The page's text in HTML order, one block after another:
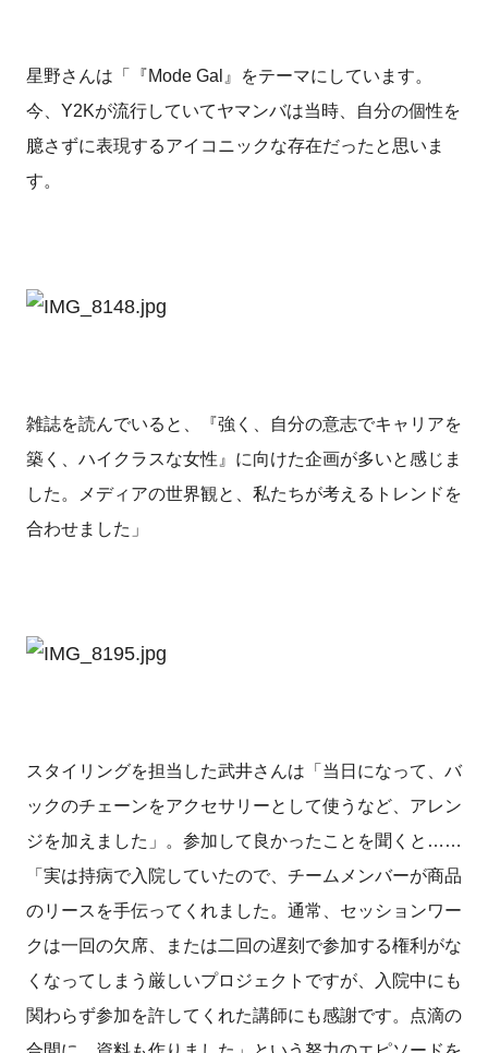
星野さんは「『Mode Gal』をテーマにしています。
今、Y2Kが流行していてヤマンバは当時、自分の個性を
臆さずに表現するアイコニックな存在だったと思いま
す。
雑誌を読んでいると、『強く、自分の意志でキャリアを
築く、ハイクラスな女性』に向けた企画が多いと感じま
した。メディアの世界観と、私たちが考えるトレンドを
合わせました」
スタイリングを担当した武井さんは「当日になって、バ
ックのチェーンをアクセサリーとして使うなど、アレン
ジを加えました」。参加して良かったことを聞くと……
「実は持病で入院していたので、チームメンバーが商品
のリースを手伝ってくれました。通常、セッションワー
クは一回の欠席、または二回の遅刻で参加する権利がな
くなってしまう厳しいプロジェクトですが、入院中にも
関わらず参加を許してくれた講師にも感謝です。点滴の